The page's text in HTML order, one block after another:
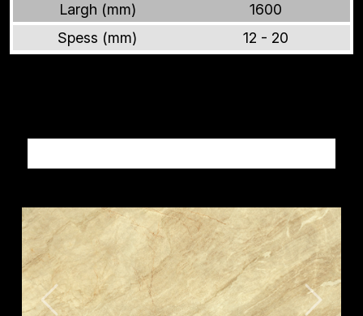
Largh (mm)
1600
Spess (mm)
12 - 20
Altri prodotti MARMI